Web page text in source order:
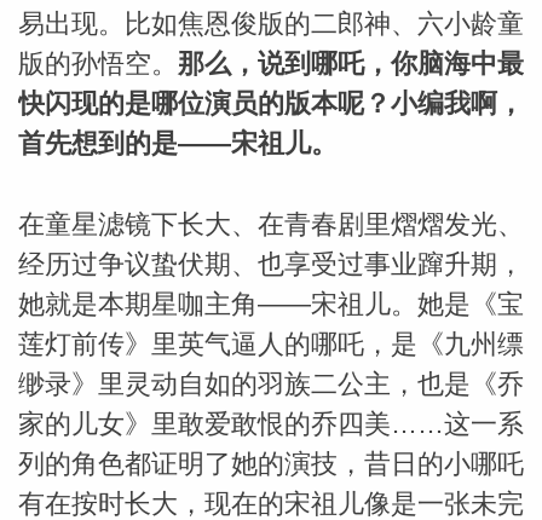
婆星座 航
易出现。比如焦恩俊版的二郎神、六小龄童
版的孙悟空。 那么，说到哪吒，你脑海中最
快闪现的是哪位演员的版本呢？小编我啊，
首先想到的是——宋祖儿。
在童星滤镜下长大、在青春剧里熠熠发光、
经历过争议蛰伏期、也享受过事业蹿升期，
她就是本期星咖主角——宋祖儿。她是《宝
莲灯前传》里英气逼人的哪吒，是《九州缥
缈录》里灵动自如的羽族二公主，也是《乔
家的儿女》里敢爱敢恨的乔四美……这一系
列的角色都证明了她的演技，昔日的小哪吒
有在按时长大，现在的宋祖儿像是一张未完